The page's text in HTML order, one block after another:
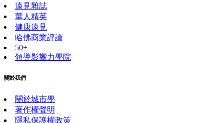
遠見雜誌
華人精英
健康遠見
哈佛商業評論
50+
領導影響力學院
關於我們
關於城市學
著作權聲明
隱私保護權政策